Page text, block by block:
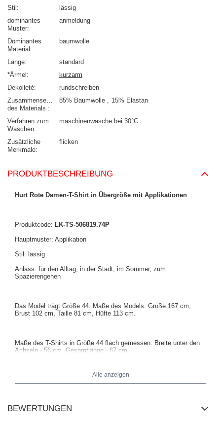
Stil
lässig
dominantes
Muster
anmeldung
Dominantes
Material
baumwolle
Länge
standard
*Ärmel
kurzarm
Dekolleté
rundschreiben
Zusammensetzung
des Materials
85% Baumwolle 15% Elastan
Verfahren zum
Waschen
maschinenwäsche bei 30°C
Zusätzliche
Merkmale
flicken
PRODUKTBESCHREIBUNG
Hurt Rote Damen-T-Shirt in Übergröße mit Applikationen
Produktcode: LK-TS-506819.74P
Hauptmuster: Applikation
Stil: lässig
Anlass: für den Alltag, in der Stadt, im Sommer, zum
Spazierengehen
Das Model trägt Größe 44. Maße des Models: Größe 167 cm,
Brust 102 cm, Taille 81 cm, Hüfte 113 cm.
Maße des T-Shirts in Größe 44 flach gemessen: Breite unter den
Achseln - 56 cm, Gesamtlänge - 67 cm.
Alle anzeigen
BEWERTUNGEN